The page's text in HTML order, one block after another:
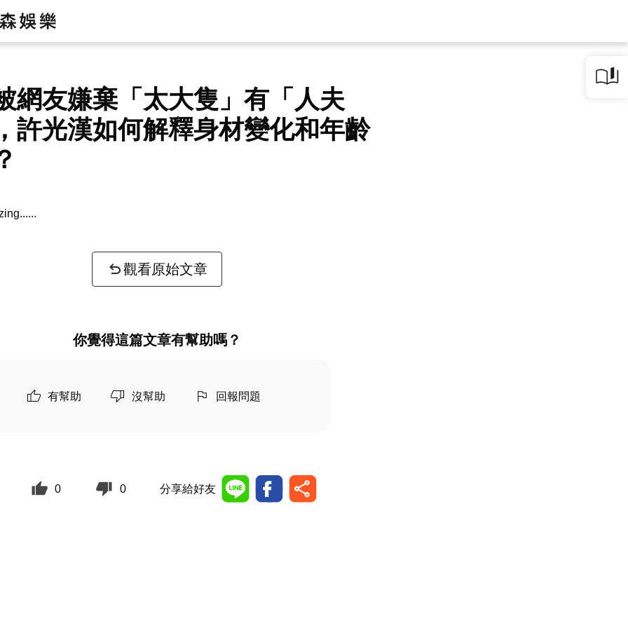
網友嫌棄「太大隻」有「人夫
許光漢如何解釋身材變化和年齡
觀看原始文章
你覺得這篇文章有幫助嗎？
有幫助 沒幫助 回報問題
0 0 分享給好友